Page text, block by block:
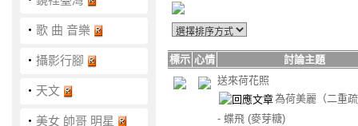
‧ 歌 曲 音樂
‧ 攝影行腳
‧ 天文
‧ 美女 帥哥 明星
標示 心情
討論主題
送來荷花照
為荷美麗（二重
- 蝶飛 (麥芽糖)